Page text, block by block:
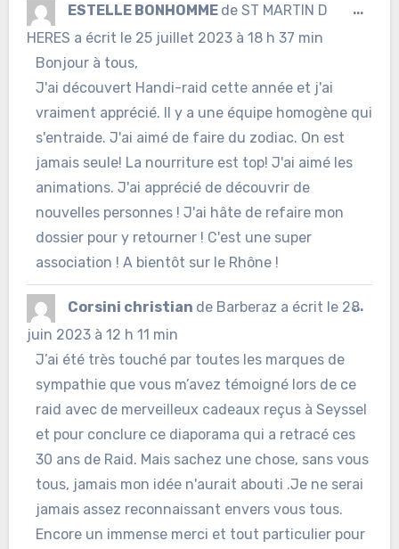
ESTELLE BONHOMME de ST MARTIN D
HERES a écrit le25 juillet 2023 à 18 h 37 min
Bonjour à tous,
J'ai découvert Handi-raid cette année et j'ai
vraiment apprécié. Il y a une équipe homogène qui
s'entraide. J'ai aimé de faire du zodiac. On est
jamais seule! La nourriture est top! J'ai aimé les
animations. J'ai apprécié de découvrir de
nouvelles personnes ! J'ai hâte de refaire mon
dossier pour y retourner ! C'est une super
association ! A bientôt sur le Rhône !
...
Corsini christian de Barberaz a écrit le28
juin 2023 à 12 h 11 min
J’ai été très touché par toutes les marques de
sympathie que vous m’avez témoigné lors de ce
raid avec de merveilleux cadeaux reçus à Seyssel
et pour conclure ce diaporama qui a retracé ces
30 ans de Raid. Mais sachez une chose, sans vous
tous, jamais mon idée n'aurait abouti .Je ne serai
jamais assez reconnaissant envers vous tous.
Encore un immense merci et tout particulier pour
...